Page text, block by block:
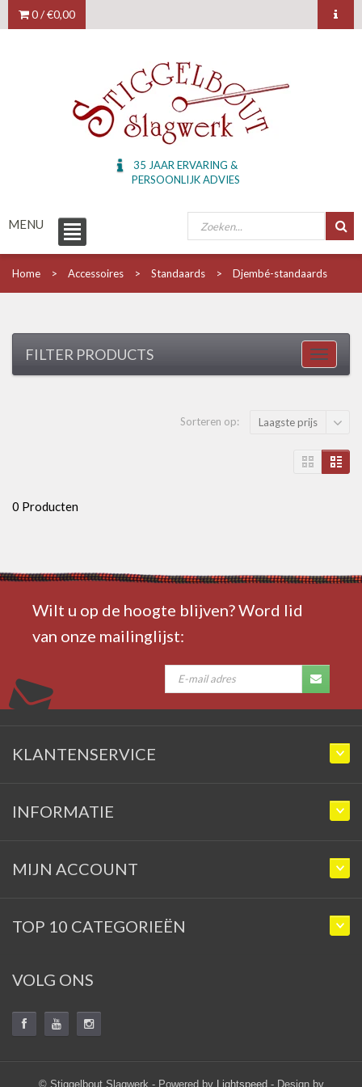
0 /€0,00
35 JAAR ERVARING &
PERSOONLIJK ADVIES
MENU
Home Accessoires Standaards Djembé-standaards
FILTER PRODUCTS
Sorteren op: Laagste prijs
0 Producten
Wilt u op de hoogte blijven? Word lid
van onze mailinglijst:
KLANTENSERVICE
INFORMATIE
MIJN ACCOUNT
TOP 10 CATEGORIEËN
VOLG ONS
© Stiggelbout Slagwerk - Powered by Lightspeed- Design by